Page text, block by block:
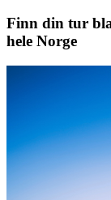
Finn din tur
hele Norge